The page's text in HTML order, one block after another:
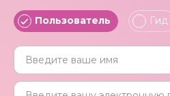
Пользователь Гид